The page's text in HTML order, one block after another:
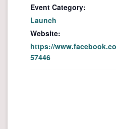
Event Category:
Launch
Website:
https://
57446